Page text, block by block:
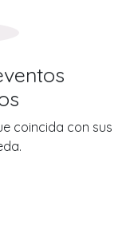
coincida con sus